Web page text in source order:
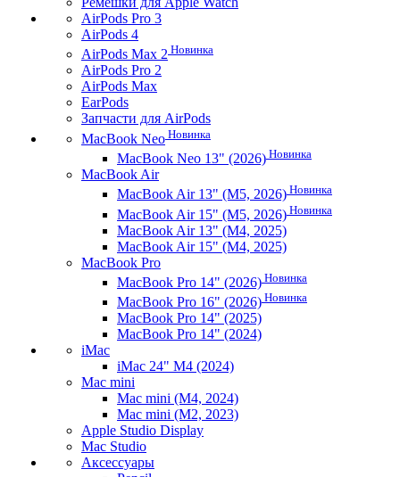
AirPods Pro 3
AirPods 4
AirPods Max 2 Новинка
AirPods Pro 2
AirPods Max
EarPods
Запчасти для AirPods
MacBook Neo Новинка
MacBook Neo 13" (2026) Новинка
MacBook Air
MacBook Air 13" (M5, 2026) Новинка
MacBook Air 15" (M5, 2026) Новинка
MacBook Air 13" (M4, 2025)
MacBook Air 15" (M4, 2025)
MacBook Pro
MacBook Pro 14" (2026) Новинка
MacBook Pro 16" (2026) Новинка
MacBook Pro 14" (2025)
MacBook Pro 14" (2024)
iMac
iMac 24" M4 (2024)
Mac mini
Mac mini (M4, 2024)
Mac mini (M2, 2023)
Apple Studio Display
Mac Studio
Аксессуары